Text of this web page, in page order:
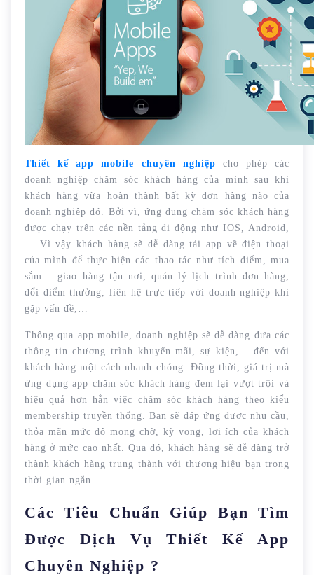
Thiết kế app mobile chuyên nghiệp cho phép các
doanh nghiệp chăm sóc khách hàng của mình sau khi
khách hàng vừa hoàn thành bất kỳ đơn hàng nào của
doanh nghiệp đó. Bởi vì, ứng dụng chăm sóc khách hàng
được chạy trên các nền tảng di động như IOS, Android,
… Vì vậy khách hàng sẽ dễ dàng tải app về điện thoại
của mình để thực hiện các thao tác như tích điểm, mua
sắm – giao hàng tận nơi, quản lý lịch trình đơn hàng,
đổi điểm thưởng, liên hệ trực tiếp với doanh nghiệp khi
gặp vấn đề,…
Thông qua app mobile, doanh nghiệp sẽ dễ dàng đưa các
thông tin chương trình khuyến mãi, sự kiện,… đến với
khách hàng một cách nhanh chóng. Đồng thời, giá trị mà
ứng dụng app chăm sóc khách hàng đem lại vượt trội và
hiệu quả hơn hẳn việc chăm sóc khách hàng theo kiểu
membership truyền thống. Bạn sẽ đáp ứng được nhu cầu,
thỏa mãn mức độ mong chờ, kỳ vọng, lợi ích của khách
hàng ở mức cao nhất. Qua đó, khách hàng sẽ dễ dàng trở
thành khách hàng trung thành với thương hiệu bạn trong
thời gian ngắn.
Các Tiêu Chuẩn Giúp Bạn Tìm
Được Dịch Vụ Thiết Kế App
Chuyên Nghiệp ?